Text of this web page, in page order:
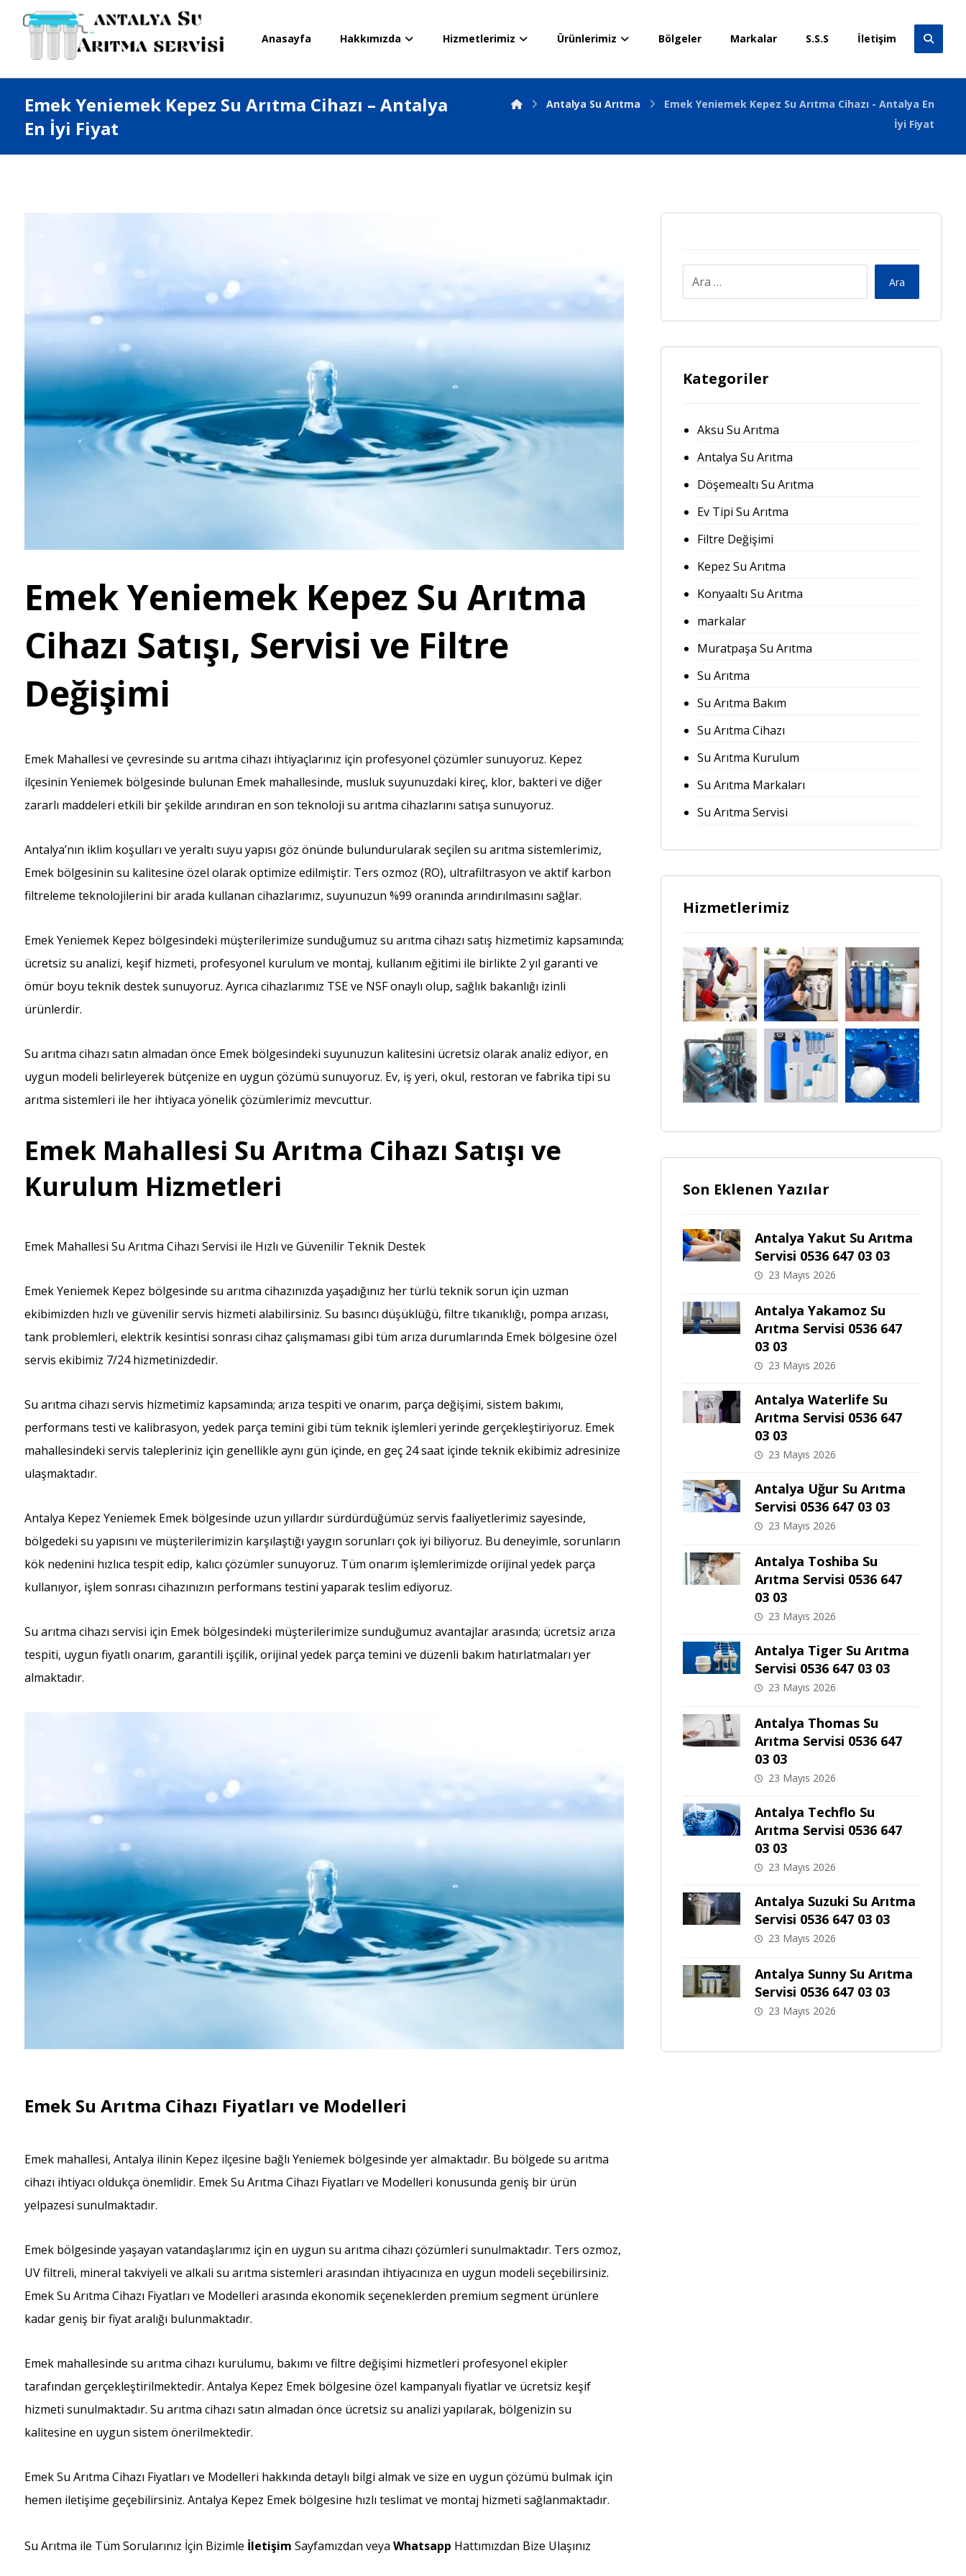
Anasayfa Hakkımızda Hizmetlerimiz Ürünlerimiz Bölgeler Markalar S.S.S İletişim
Emek Yeniemek Kepez Su Arıtma Cihazı – Antalya
En İyi Fiyat
Antalya Su Arıtma
Emek Yeniemek Kepez Su Arıtma Cihazı - Antalya En
İyi Fiyat
Emek Yeniemek Kepez Su Arıtma
Cihazı Satışı, Servisi ve Filtre
Değişimi
Emek Mahallesi ve çevresinde su arıtma cihazı ihtiyaçlarınız için profesyonel çözümler sunuyoruz. Kepez
ilçesinin Yeniemek bölgesinde bulunan Emek mahallesinde, musluk suyunuzdaki kireç, klor, bakteri ve diğer
zararlı maddeleri etkili bir şekilde arındıran en son teknoloji su arıtma cihazlarını satışa sunuyoruz.
Antalya’nın iklim koşulları ve yeraltı suyu yapısı göz önünde bulundurularak seçilen su arıtma sistemlerimiz,
Emek bölgesinin su kalitesine özel olarak optimize edilmiştir. Ters ozmoz (RO), ultrafiltrasyon ve aktif karbon
filtreleme teknolojilerini bir arada kullanan cihazlarımız, suyunuzun %99 oranında arındırılmasını sağlar.
Emek Yeniemek Kepez bölgesindeki müşterilerimize sunduğumuz su arıtma cihazı satış hizmetimiz kapsamında;
ücretsiz su analizi, keşif hizmeti, profesyonel kurulum ve montaj, kullanım eğitimi ile birlikte 2 yıl garanti ve
ömür boyu teknik destek sunuyoruz. Ayrıca cihazlarımız TSE ve NSF onaylı olup, sağlık bakanlığı izinli
ürünlerdir.
Su arıtma cihazı satın almadan önce Emek bölgesindeki suyunuzun kalitesini ücretsiz olarak analiz ediyor, en
uygun modeli belirleyerek bütçenize en uygun çözümü sunuyoruz. Ev, iş yeri, okul, restoran ve fabrika tipi su
arıtma sistemleri ile her ihtiyaca yönelik çözümlerimiz mevcuttur.
Emek Mahallesi Su Arıtma Cihazı Satışı ve
Kurulum Hizmetleri
Emek Mahallesi Su Arıtma Cihazı Servisi ile Hızlı ve Güvenilir Teknik Destek
Emek Yeniemek Kepez bölgesinde su arıtma cihazınızda yaşadığınız her türlü teknik sorun için uzman
ekibimizden hızlı ve güvenilir servis hizmeti alabilirsiniz. Su basıncı düşüklüğü, filtre tıkanıklığı, pompa arızası,
tank problemleri, elektrik kesintisi sonrası cihaz çalışmaması gibi tüm arıza durumlarında Emek bölgesine özel
servis ekibimiz 7/24 hizmetinizdedir.
Su arıtma cihazı servis hizmetimiz kapsamında; arıza tespiti ve onarım, parça değişimi, sistem bakımı,
performans testi ve kalibrasyon, yedek parça temini gibi tüm teknik işlemleri yerinde gerçekleştiriyoruz. Emek
mahallesindeki servis talepleriniz için genellikle aynı gün içinde, en geç 24 saat içinde teknik ekibimiz adresinize
ulaşmaktadır.
Antalya Kepez Yeniemek Emek bölgesinde uzun yıllardır sürdürdüğümüz servis faaliyetlerimiz sayesinde,
bölgedeki su yapısını ve müşterilerimizin karşılaştığı yaygın sorunları çok iyi biliyoruz. Bu deneyimle, sorunların
kök nedenini hızlıca tespit edip, kalıcı çözümler sunuyoruz. Tüm onarım işlemlerimizde orijinal yedek parça
kullanıyor, işlem sonrası cihazınızın performans testini yaparak teslim ediyoruz.
Su arıtma cihazı servisi için Emek bölgesindeki müşterilerimize sunduğumuz avantajlar arasında; ücretsiz arıza
tespiti, uygun fiyatlı onarım, garantili işçilik, orijinal yedek parça temini ve düzenli bakım hatırlatmaları yer
almaktadır.
Emek Su Arıtma Cihazı Fiyatları ve Modelleri
Emek mahallesi, Antalya ilinin Kepez ilçesine bağlı Yeniemek bölgesinde yer almaktadır. Bu bölgede su arıtma
cihazı ihtiyacı oldukça önemlidir. Emek Su Arıtma Cihazı Fiyatları ve Modelleri konusunda geniş bir ürün
yelpazesi sunulmaktadır.
Emek bölgesinde yaşayan vatandaşlarımız için en uygun su arıtma cihazı çözümleri sunulmaktadır. Ters ozmoz,
UV filtreli, mineral takviyeli ve alkali su arıtma sistemleri arasından ihtiyacınıza en uygun modeli seçebilirsiniz.
Emek Su Arıtma Cihazı Fiyatları ve Modelleri arasında ekonomik seçeneklerden premium segment ürünlere
kadar geniş bir fiyat aralığı bulunmaktadır.
Emek mahallesinde su arıtma cihazı kurulumu, bakımı ve filtre değişimi hizmetleri profesyonel ekipler
tarafından gerçekleştirilmektedir. Antalya Kepez Emek bölgesine özel kampanyalı fiyatlar ve ücretsiz keşif
hizmeti sunulmaktadır. Su arıtma cihazı satın almadan önce ücretsiz su analizi yapılarak, bölgenizin su
kalitesine en uygun sistem önerilmektedir.
Emek Su Arıtma Cihazı Fiyatları ve Modelleri hakkında detaylı bilgi almak ve size en uygun çözümü bulmak için
hemen iletişime geçebilirsiniz. Antalya Kepez Emek bölgesine hızlı teslimat ve montaj hizmeti sağlanmaktadır.
Su Arıtma ile Tüm Sorularınız İçin Bizimle İletişim Sayfamızdan veya Whatsapp Hattımızdan Bize Ulaşınız
Ara
Kategoriler
Aksu Su Arıtma
Antalya Su Arıtma
Döşemealtı Su Arıtma
Ev Tipi Su Arıtma
Filtre Değişimi
Kepez Su Arıtma
Konyaaltı Su Arıtma
markalar
Muratpaşa Su Arıtma
Su Arıtma
Su Arıtma Bakım
Su Arıtma Cihazı
Su Arıtma Kurulum
Su Arıtma Markaları
Su Arıtma Servisi
Hizmetlerimiz
Son Eklenen Yazılar
Antalya Yakut Su Arıtma
Servisi 0536 647 03 03
23 Mayıs 2026
Antalya Yakamoz Su
Arıtma Servisi 0536 647
03 03
23 Mayıs 2026
Antalya Waterlife Su
Arıtma Servisi 0536 647
03 03
23 Mayıs 2026
Antalya Uğur Su Arıtma
Servisi 0536 647 03 03
23 Mayıs 2026
Antalya Toshiba Su
Arıtma Servisi 0536 647
03 03
23 Mayıs 2026
Antalya Tiger Su Arıtma
Servisi 0536 647 03 03
23 Mayıs 2026
Antalya Thomas Su
Arıtma Servisi 0536 647
03 03
23 Mayıs 2026
Antalya Techflo Su
Arıtma Servisi 0536 647
03 03
23 Mayıs 2026
Antalya Suzuki Su Arıtma
Servisi 0536 647 03 03
23 Mayıs 2026
Antalya Sunny Su Arıtma
Servisi 0536 647 03 03
23 Mayıs 2026